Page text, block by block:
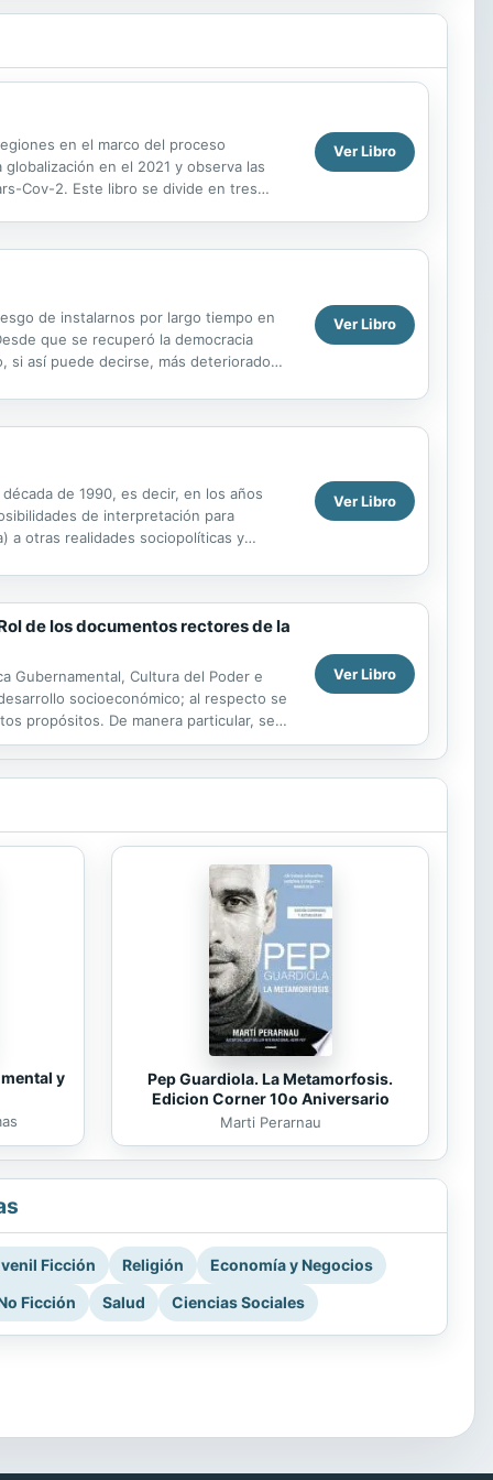
en el marco del proceso
en el 2021 y observa las
Cov-2. Este libro se divide en tres
Ver Libro
de instalarnos por largo tiempo en
que se recuperó la democracia
si así puede decirse, más deteriorado
Ver Libro
de 1990, es decir, en los años
de interpretación para
a otras realidades sociopolíticas y
Ver Libro
Rol de los documentos rectores de la
Gubernamental, Cultura del Poder e
socioeconómico; al respecto se
propósitos. De manera particular, se
Ver Libro
y
Pep Guardiola. La Metamorfosis.
Edicion Corner 10o Aniversario
Marti Perarnau
Ficción Religión
Economía y Negocios
Ficción
Salud Ciencias Sociales